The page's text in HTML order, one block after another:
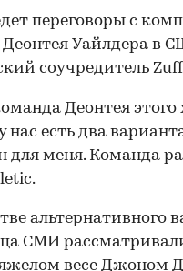
переговоры с
Уайлдера в
соучредитель
Деонтея этого
нас есть два
для меня. Команда
альтернативного
СМИ
весе Джоном